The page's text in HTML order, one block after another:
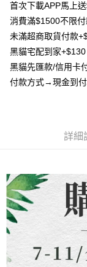
1.分期款項不併入電
醒簡訊。
2.透過簡訊連結打開
帳／街口支付／
1.本服務係由「台灣
用戶於交易時，得透
3.完整用戶服務條款
【「AFTEE先享後付
１．於結帳方式選擇
結帳頁面，進行簡訊
２．訂單成立數日內
３．收到繳費通知簡
ATM／網路銀行／等
※ 請注意：結帳手續
購買商品的店家。未
客戶支援中心」
易，需依本服務之必
權轉讓予恩沛科技股
２．關於個人資料處
https://aftee.tw/terms/
３．未成年的使用者
「AFTEE先享後付」
４．使用「AFTEE
時審查核予不同之上
全家取貨付款
每筆NT$80，滿
7-11取貨付款
每筆NT$80，滿
首次下載APP馬上
消費滿$1500不限
未滿超商取貨付款
黑貓宅配到家+$130
黑貓先匯款/信用卡
付款方式→現金到
詳細